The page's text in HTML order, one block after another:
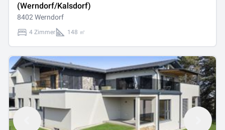
(Werndorf/Kalsdorf)
8402 Werndorf
4 Zimmer 148 ㎡